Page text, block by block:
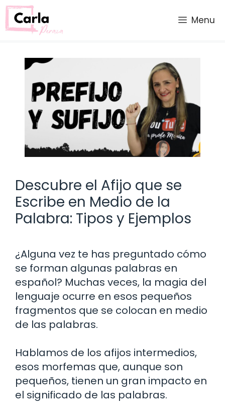
Saltar
al
contenido
Menu
Descubre el Afijo que se
Escribe en Medio de la
Palabra: Tipos y Ejemplos
¿Alguna vez te has preguntado cómo
se forman algunas palabras en
español? Muchas veces, la magia del
lenguaje ocurre en esos pequeños
fragmentos que se colocan en medio
de las palabras.
Hablamos de los afijos intermedios,
esos morfemas que, aunque son
pequeños, tienen un gran impacto en
el significado de las palabras.